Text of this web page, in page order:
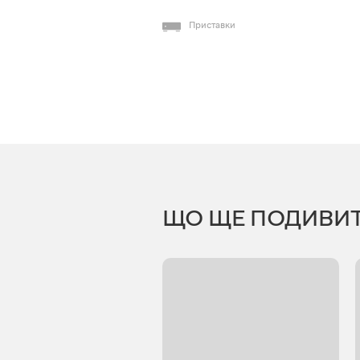
Приставки
ЩО ЩЕ